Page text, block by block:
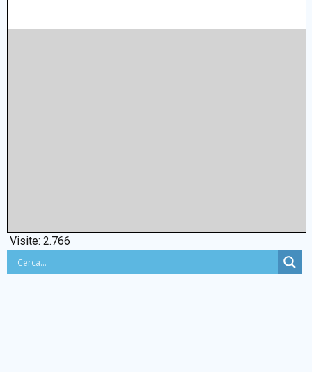
Visite: 2.766